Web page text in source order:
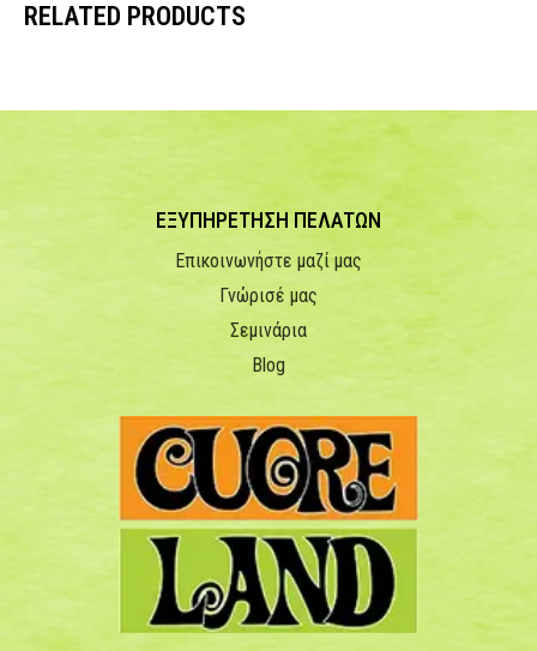
RELATED PRODUCTS
ΕΞΥΠΗΡΕΤΗΣΗ ΠΕΛΑΤΩΝ
Επικοινωνήστε μαζί μας
Γνώρισέ μας
Σεμινάρια
Blog